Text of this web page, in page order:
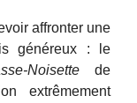
affronter une
généreux : le
Noisettede
extrêmement